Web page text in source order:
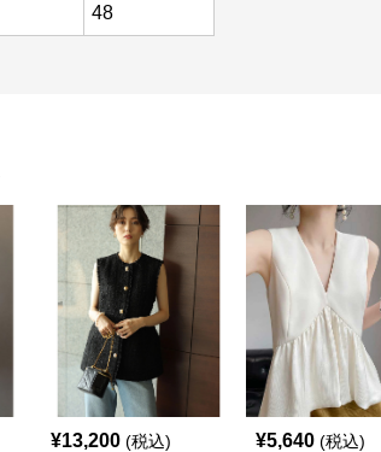
48
¥13,200 (税込) ¥5,640 (税込)